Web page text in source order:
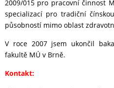
2009/015 pro pracovní činnost
specializací pro tradiční
působností mimo oblast
V roce 2007 jsem ukončil
fakultě MÚ v Brně.
Kontakt: